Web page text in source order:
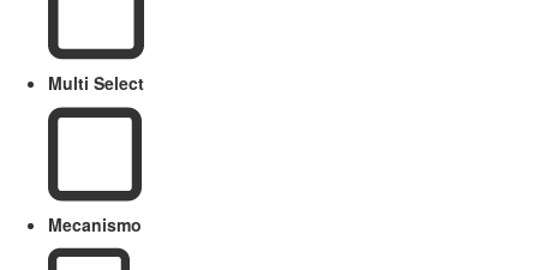
Multi Select
Mecanismo